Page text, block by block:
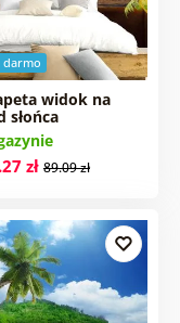
darmo
widok na
słońca
zł 89.09 zł